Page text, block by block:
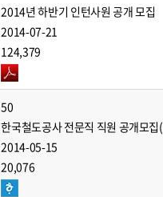
2014년 하반기 인턴사원 공개 모집
2014-07-21
124,379
50
한국철도공사 전문직 직원 공개모
2014-05-15
20,076